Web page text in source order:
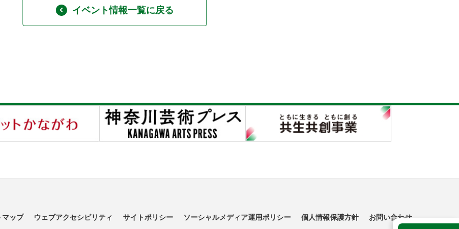
イベント情報一覧に戻る
マップ ウェブアクセシビリティ サイトポリシー ソーシャルメディア運用ポリシー 個人情報保護方針 お問い合わせ